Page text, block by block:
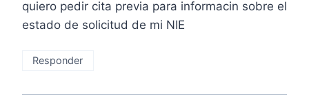
quiero pedir cita previa para informacin sobre el
estado de solicitud de mi NIE
Responder